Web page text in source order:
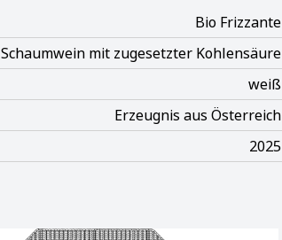
Bio Frizzante
Schaumwein mit zugesetzter Kohlensäure
weiß
Erzeugnis aus Österreich
2025